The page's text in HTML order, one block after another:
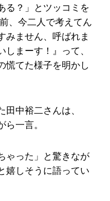
る？」とツッコミを
、今二人で考えてん
みません、呼ばれま
まーす！』って、
慌てた様子を明かし
田中裕二さんは、
ら一言。
ゃった」と驚きなが
嬉しそうに語ってい